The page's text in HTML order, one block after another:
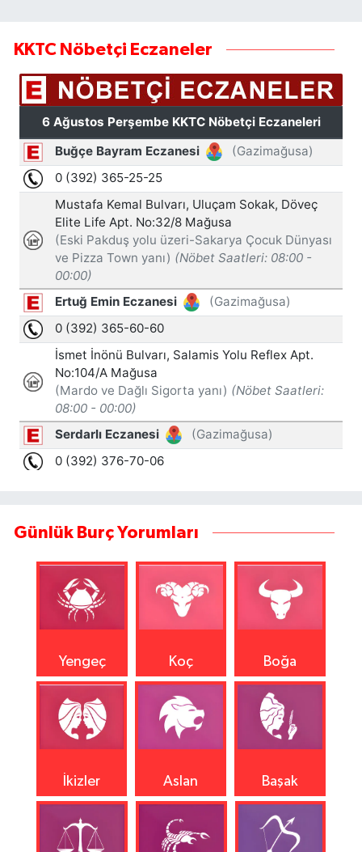
KKTC Nöbetçi Eczaneler
Günlük Burç Yorumları
Yengeç Koç Boğa
İkizler Aslan Başak